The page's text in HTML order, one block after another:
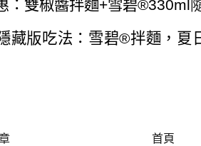
：雙椒醬拌麵+雪碧®330ml
藏版吃法：雪碧®拌麵，夏
首頁